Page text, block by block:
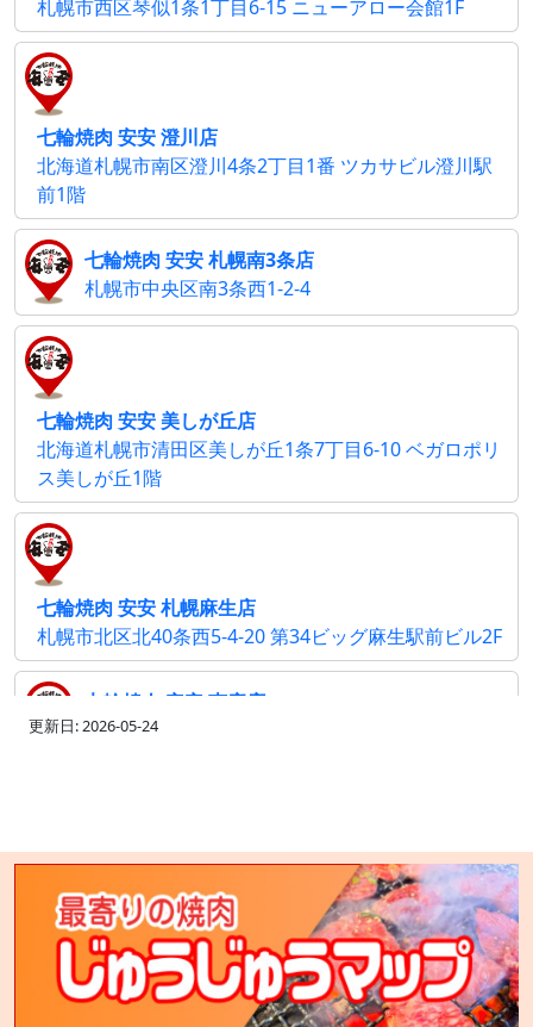
札幌市西区琴似1条1丁目6-15 ニューアロー会館1F
七輪焼肉 安安 澄川店
北海道札幌市南区澄川4条2丁目1番 ツカサビル澄川駅
前1階
七輪焼肉 安安 札幌南3条店
札幌市中央区南3条西1-2-4
七輪焼肉 安安 美しが丘店
北海道札幌市清田区美しが丘1条7丁目6-10 ベガロポリ
ス美しが丘1階
七輪焼肉 安安 札幌麻生店
札幌市北区北40条西5-4-20 第34ビッグ麻生駅前ビル2F
七輪焼肉 安安 恵庭店
北海道恵庭市和光町1-1-33
七輪焼肉 安安 大塚店
東京都豊島区北大塚2-7-11 プロスペリティ北大塚2階 ※
安安大塚店とGoogle検索すると旧大塚店が表示される
場合は その場合は「七輪焼肉安安大塚店」と検索して
頂くと正しく表示される場合がございます。
更新日: 2026-05-24